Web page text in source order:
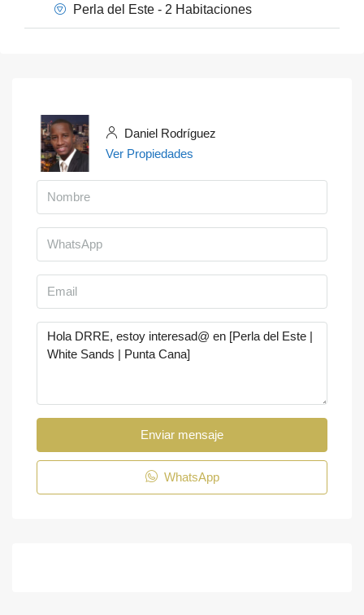
Perla del Este - 2 Habitaciones
Daniel Rodríguez
Ver Propiedades
Enviar mensaje
WhatsApp